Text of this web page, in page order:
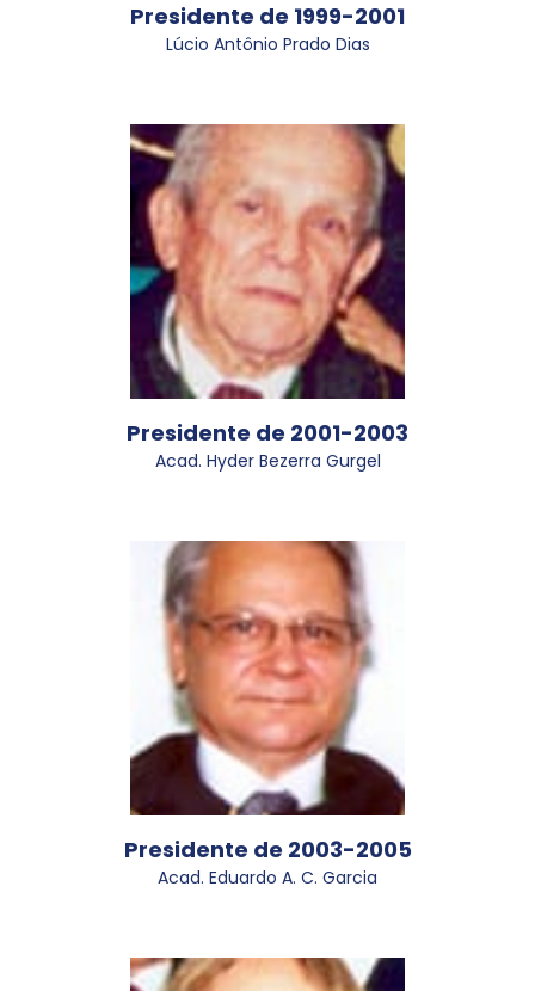
Presidente de 1999-2001
Lúcio Antônio Prado Dias
Presidente de 2001-2003
Acad. Hyder Bezerra Gurgel
Presidente de 2003-2005
Acad. Eduardo A. C. Garcia